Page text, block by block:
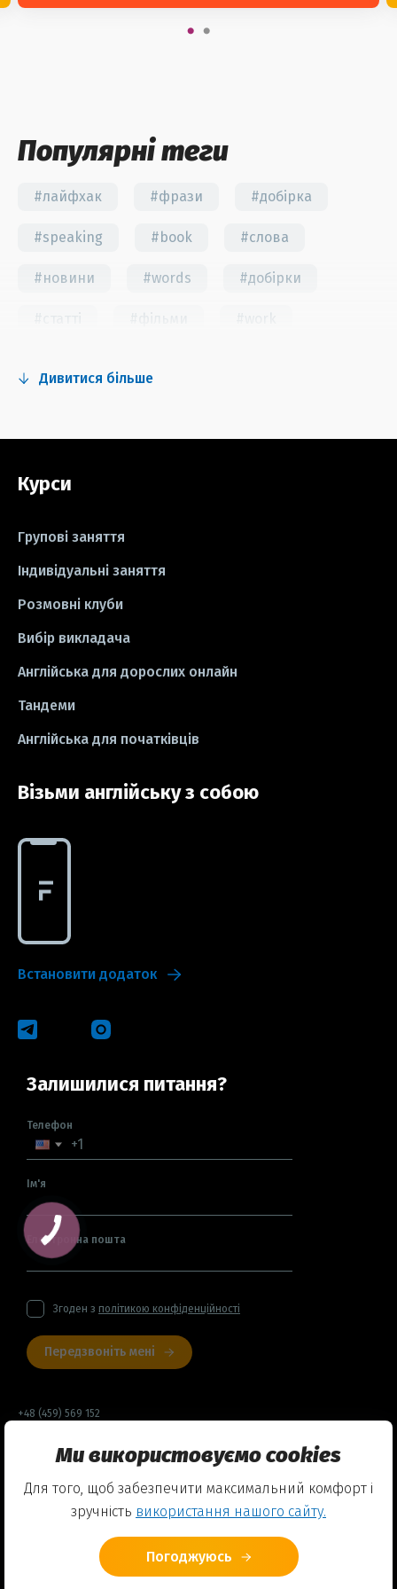
Популярні теги
#лайфхак #фрази #добірка
#speaking #book #слова
#новини #words #добірки
#grammar #writing #вправи
#пісні
#школа #ігри
#СV #резюме
#idioms
Дивитися більше
Курси
Групові заняття
Індивідуальні заняття
Розмовні клуби
Вибір викладача
Англійська для дорослих онлайн
Тандеми
Англійська для початківців
Візьми англійську з собою
Встановити додаток
Залишилися питання?
Телефон
Ім'я
Електронна пошта
Згоден з політикою конфіденційності
Передзвоніть мені
+48 (459) 569 152
Договір оферти
Політика конфіденційності
© 2026 Friends English Club
Ми використовуємо cookies
Для того, щоб забезпечити максимальний комфорт і
зручність використання нашого сайту.
Погоджуюсь